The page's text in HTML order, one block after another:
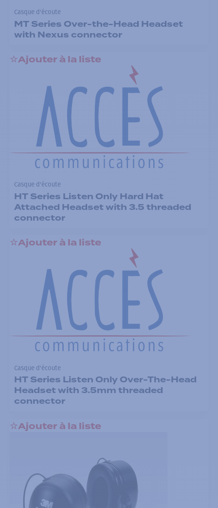
Casque d'écoute
MT Series Over-the-Head Headset
with Nexus connector
Ajouter à la liste
Casque d'écoute
HT Series Listen Only Hard Hat
Attached Headset with 3.5 threaded
connector
Ajouter à la liste
Casque d'écoute
HT Series Listen Only Over-The-Head
Headset with 3.5mm threaded
connector
Ajouter à la liste